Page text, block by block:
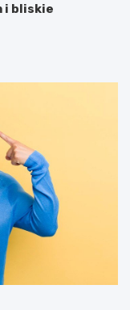
i bliskie